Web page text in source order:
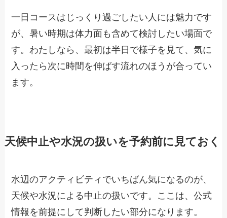
一日コースはじっくり過ごしたい人には魅力です
が、暑い時期は体力面も含めて検討したい場面で
す。わたしなら、最初は半日で様子を見て、気に
入ったら次に時間を伸ばす流れのほうが合ってい
ます。
天候中止や水況の扱いを予約前に見ておく
水辺のアクティビティでいちばん気になるのが、
天候や水況による中止の扱いです。ここは、公式
情報を前提にして判断したい部分になります。